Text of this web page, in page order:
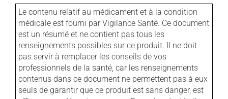
Le contenu relatif au médicament et à la condition
médicale est fourni par Vigilance Santé. Ce document
est un résumé et ne contient pas tous les
renseignements possibles sur ce produit. Il ne doit
pas servir à remplacer les conseils de vos
professionnels de la santé, car les renseignements
contenus dans ce document ne permettent pas à eux
seuls de garantir que ce produit est sans danger, est